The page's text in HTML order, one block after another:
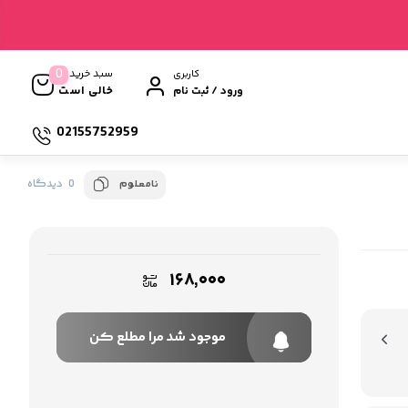
کاربری
ورود / ثبت نام
سبد خرید
خالی است
0
02155752959
نامعلوم 0 دیدگاه
۱۶۸,۰۰۰
موجود شد مرا مطلع کن